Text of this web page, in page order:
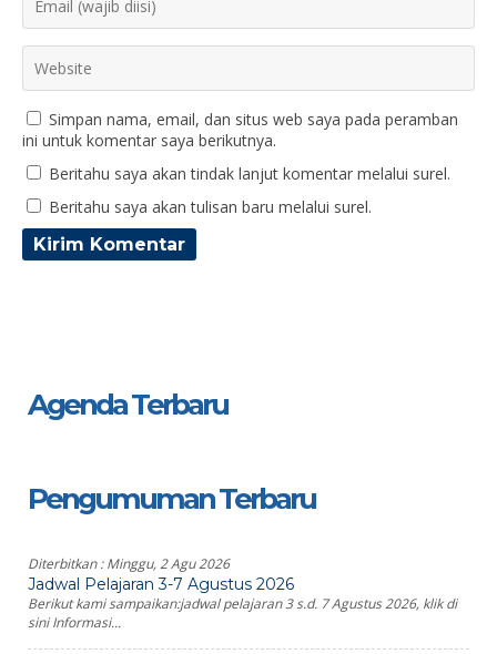
Simpan nama, email, dan situs web saya pada peramban
ini untuk komentar saya berikutnya.
Beritahu saya akan tindak lanjut komentar melalui surel.
Beritahu saya akan tulisan baru melalui surel.
Agenda Terbaru
Pengumuman Terbaru
Diterbitkan :Minggu, 2 Agu 2026
Jadwal Pelajaran 3-7 Agustus 2026
Berikut kami sampaikan:jadwal pelajaran 3 s.d. 7 Agustus 2026, klik di
sini Informasi...